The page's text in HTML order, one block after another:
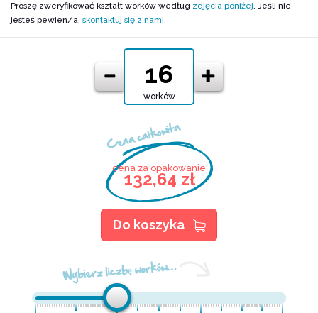
Proszę zweryfikować kształt worków według zdjęcia poniżej. Jeśli nie
jesteś pewien/a, skontaktuj się z nami.
Wybierz liczbę worków…
worków
Cena całkowita
cena za opakowanie
132,64 zł
Do koszyka